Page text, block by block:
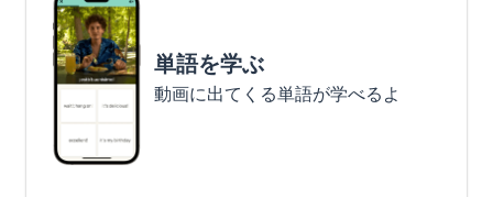
単語を学ぶ
動画に出てくる単語が学べるよ